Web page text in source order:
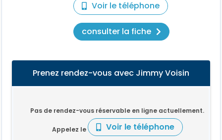
Voir le téléphone
consulter la fiche
Prenez rendez-vous avec Jimmy Voisin
Pas de rendez-vous réservable en ligne actuellement.
Appelez le Voir le téléphone